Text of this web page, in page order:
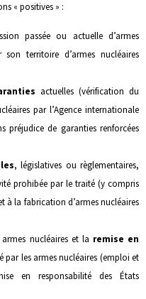
« positives » :
passée ou actuelle d’armes
territoire d’armes nucléaires
actuelles (vérification du
par l’Agence internationale
préjudice de garanties renforcées
, législatives ou règlementaires,
prohibée par le traité (y compris
la fabrication d’armes nucléaires
armes nucléaires et la remise en
par les armes nucléaires (emploi et
en responsabilité des États